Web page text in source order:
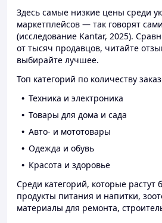
Здесь самые низкие цены среди
маркетплейсов — так говорят
(исследование Kantar, 2025).
от тысяч продавцов, читайте
выбирайте лучшее.
Топ категорий по количеству
Техника и электроника
Товары для дома и сада
Авто- и мототовары
Одежда и обувь
Красота и здоровье
Среди категорий, которые растут
продукты питания и напитки,
материалы для ремонта,